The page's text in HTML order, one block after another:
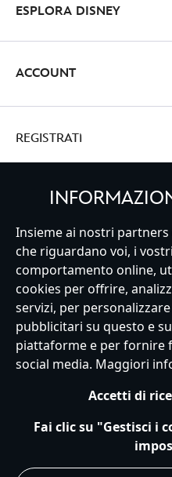
ESPLORA DISNEY
ACCOUNT
REGISTRATI
Italy
Servizio Clienti Termini d'Uso
Normativa Europea sul
Informativa sulla privacy
Informativa sulla privacy UE
Gestisci le impostazioni dei
Insieme ai nostri
che riguardano voi, i
comportamento online,
cookies per offrire,
servizi, per
pubblicitari su questo e
piattaforme e per fornire
social media. Maggiori
Accetti di
Fai clic su "Gestisci i